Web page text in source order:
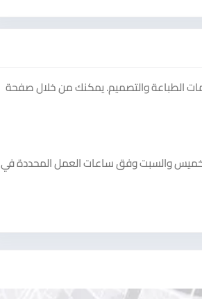
الطباعة والتصميم. يمكنك من خلال صفحة
والخميس والسبت وفق ساعات العمل المحددة في